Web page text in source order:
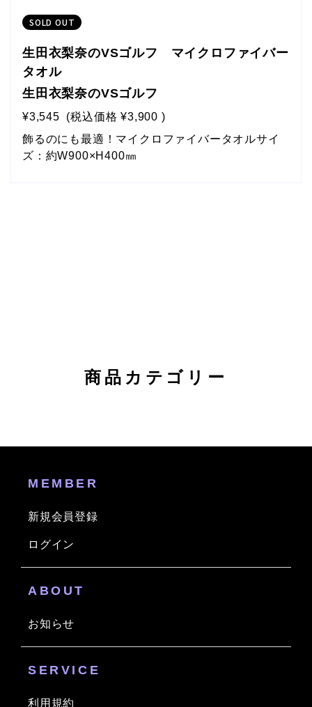
SOLD OUT
生田衣梨奈のVSゴルフ マイクロファイバー
タオル
生田衣梨奈のVSゴルフ
¥3,545 (税込価格 ¥3,900 )
飾るのにも最適！マイクロファイバータオルサイ
ズ：約W900×H400㎜
商品カテゴリー
MEMBER
新規会員登録
ログイン
ABOUT
お知らせ
SERVICE
利用規約